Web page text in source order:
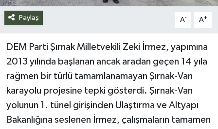
Paylaş A- A+
DEM Parti Şırnak Milletvekili Zeki İrmez, yapımına
2013 yılında başlanan ancak aradan geçen 14 yıla
rağmen bir türlü tamamlanamayan Şırnak-Van
karayolu projesine tepki gösterdi. Şırnak-Van
yolunun 1. tünel girişinden Ulaştırma ve Altyapı
Bakanlığına seslenen İrmez, çalışmaların tamamen